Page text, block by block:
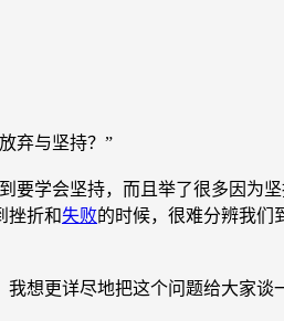
弃与坚持？”
学会坚持，而且举了很多因为
挫折和失败的时候，很难分辨我们
想更详尽地把这个问题给大家谈